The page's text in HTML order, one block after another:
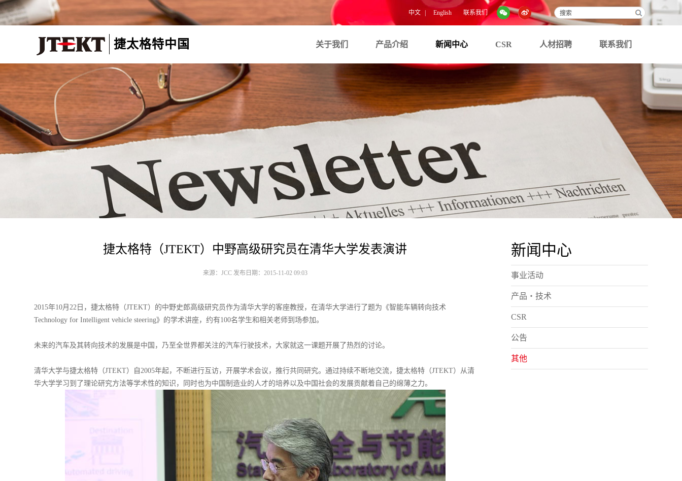
中文 English 联系我们
捷太格特中国 关于我们 产品介绍 新闻中心 CSR 人材招聘 联系我们
捷太格特（JTEKT）中野高级研究员在清华大学发表演讲
来源：JCC 发布日期：2015-11-02 09:03
2015年10月22日，捷太格特（JTEKT）的中野史郎高级研究员作为清华大学的客座教授，在清华大学进行了题为《智能车辆转向技术
Technology for Intelligent vehicle steering》的学术讲座，约有100名学生和相关老师到场参加。
未来的汽车及其转向技术的发展是中国，乃至全世界都关注的汽车行驶技术，大家就这一课题开展了热烈的讨论。
清华大学与捷太格特（JTEKT）自2005年起，不断进行互访，开展学术会议，推行共同研究。通过持续不断地交流，捷太格特（JTEKT）从清
华大学学习到了理论研究方法等学术性的知识，同时也为中国制造业的人才的培养以及中国社会的发展贡献着自己的绵薄之力。
新闻中心
事业活动
产品・技术
CSR
公告
其他